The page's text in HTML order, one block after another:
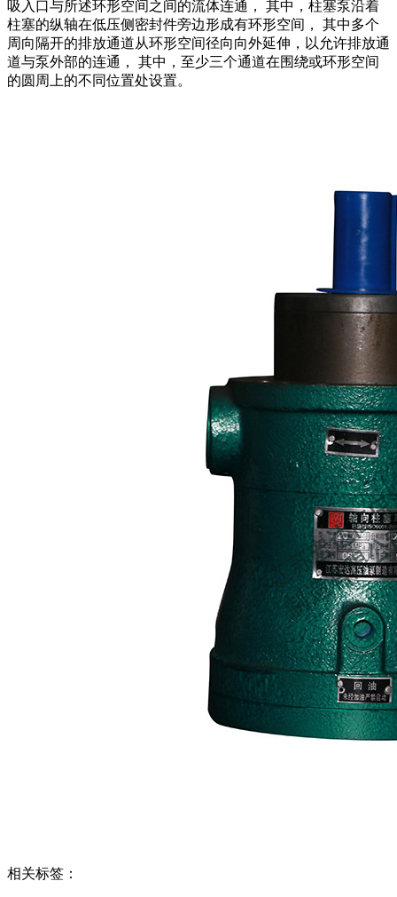
吸入口与所述环形空间之间的流体连通， 其中，柱塞泵沿着
柱塞的纵轴在低压侧密封件旁边形成有环形空间， 其中多个
周向隔开的排放通道从环形空间径向向外延伸，以允许排放通
道与泵外部的连通， 其中，至少三个通道在围绕或环形空间
的圆周上的不同位置处设置。
相关标签：